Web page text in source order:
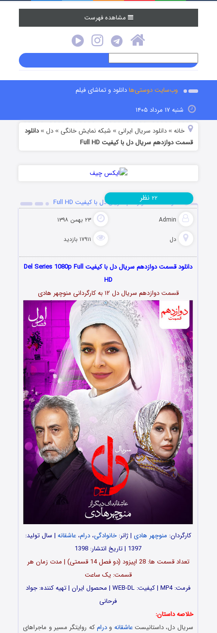
مشاهده فهرست
وب‌سایت دوستی‌هادانلود و تماشای فیلم
شنبه ۱۷ مرداد ۱۴۰۵
خانه »دانلود سریال ایرانی » شبکه نمایش خانگی »دل »دانلود
قسمت دوازدهم سریال دل با کیفیت Full HD
دانلود قسمت دوازدهم سریال دل با کیفیت Full HD
Admin ۲۳ بهمن ۱۳۹۸
دل ۱۷۹۱۱ بازدید
۲۲ نظر
دانلود قسمت دوازدهم سریال دل با کیفیت Del Series 1080p Full
HD
قسمت دوازدهم سریال دل ۱۲ به کارگردانی منوچهر هادی
کارگردان: منوچهر هادی | ژانر:خانوادگی،درام،عاشقانه | سال تولید:
1397 | تاریخ انتشار: 1398
تعداد قسمت ها: 28 اپیزود (دو فصل 14 قسمتی) | مدت زمان هر
قسمت: یک ساعت
فرمت: MP4 | کیفیت: WEB-DL | محصول ایران | تهیه کننده: جواد
فرحانی
خلاصه داستان:
سریال دل، داستانیستعاشقانه و درامکه روایتگر مسیر و ماجراهای